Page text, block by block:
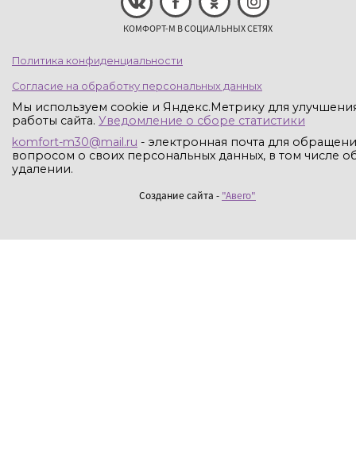
КОМФОРТ-М В СОЦИАЛЬНЫХ СЕТЯХ
Политика конфиденциальности
Согласие на обработку персональных данных
Мы используем cookie и Яндекс.Метрику для
работы сайта. Уведомление о сборе статистики
komfort-m30@mail.ru - электронная почта для
вопросом о своих персональных данных, в том числе
удалении.
Создание сайта - "Авего"